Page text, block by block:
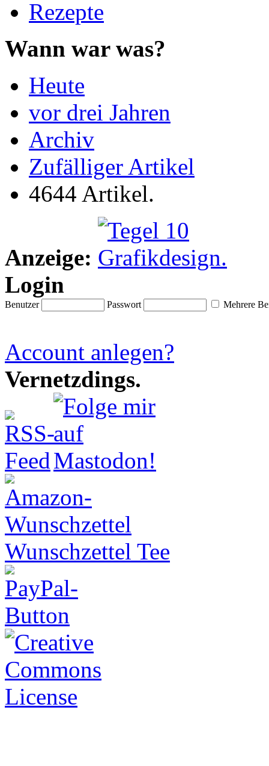
Rezepte
Wann war was?
Heute
vor drei Jahren
Archiv
Zufälliger Artikel
4644 Artikel.
Anzeige:
Login
Benutzer Passwort Mehrere
Account anlegen?
Vernetzdings.
Wunschzettel Tee